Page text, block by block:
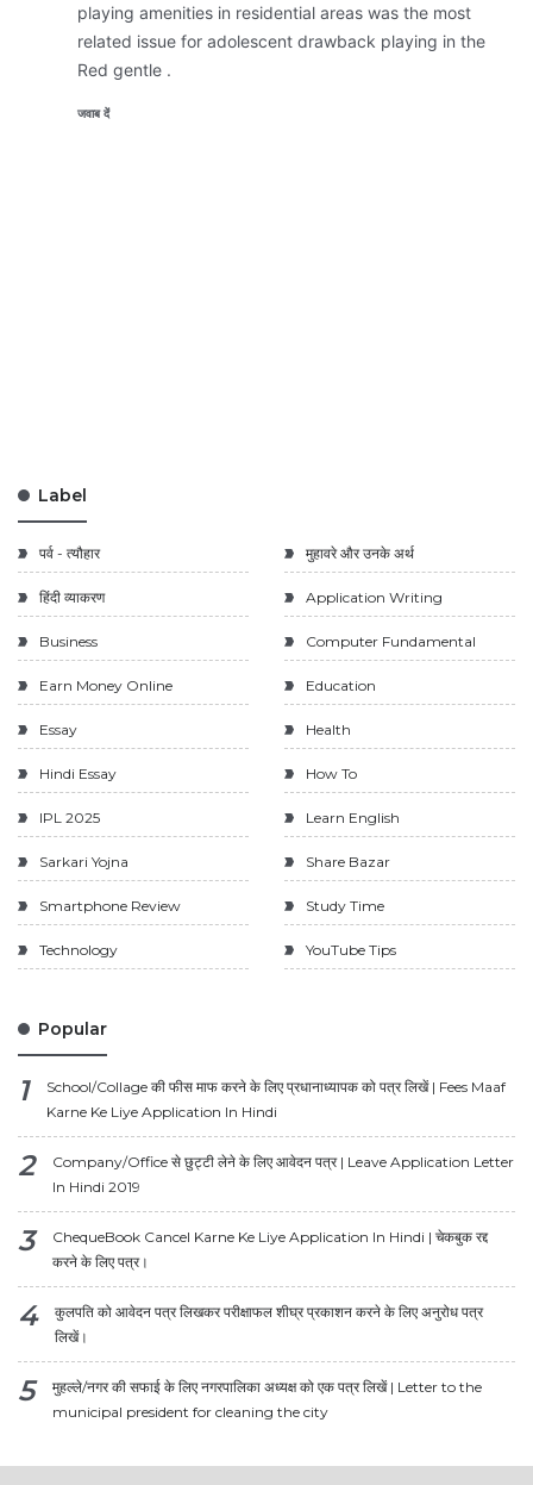
playing amenities in residential areas was the most
related issue for adolescent drawback playing in the
Red gentle .
जवाब दें
Label
पर्व - त्यौहार मुहावरे और उनके अर्थ
हिंदी व्याकरण Application Writing
Business Computer Fundamental
Earn Money Online Education
Essay Health
Hindi Essay How To
IPL 2025 Learn English
Sarkari Yojna Share Bazar
Smartphone Review Study Time
Technology YouTube Tips
Popular
School/Collage की फीस माफ करने के लिए प्रधानाध्यापक को पत्र लिखें | Fees Maaf
Karne Ke Liye Application In Hindi
Company/Office से छुट्टी लेने के लिए आवेदन पत्र | Leave Application Letter
In Hindi 2019
ChequeBook Cancel Karne Ke Liye Application In Hindi | चेकबुक रद्द
करने के लिए पत्र।
कुलपति को आवेदन पत्र लिखकर परीक्षाफल शीघ्र प्रकाशन करने के लिए अनुरोध पत्र
लिखें।
मुहल्ले/नगर की सफाई के लिए नगरपालिका अध्यक्ष को एक पत्र लिखें | Letter to the
municipal president for cleaning the city